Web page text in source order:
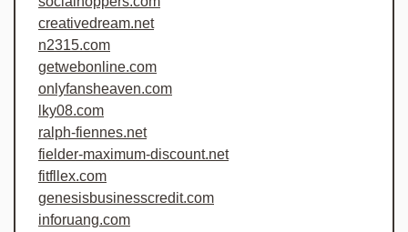
creativedream.net
n2315.com
getwebonline.com
onlyfansheaven.com
lky08.com
ralph-fiennes.net
fielder-maximum-discount.net
fitfllex.com
genesisbusinesscredit.com
inforuang.com